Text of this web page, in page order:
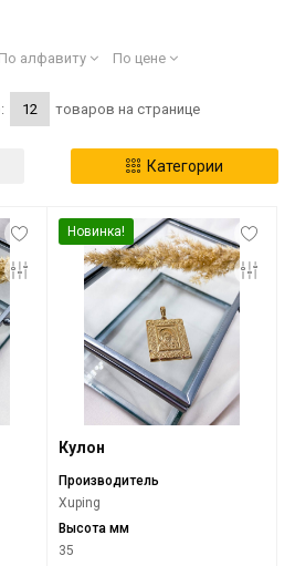
Инфо
По алфавиту По цене
товаров на странице
Категории
Новинка!
Кулон
Производитель
Xuping
Высота мм
35